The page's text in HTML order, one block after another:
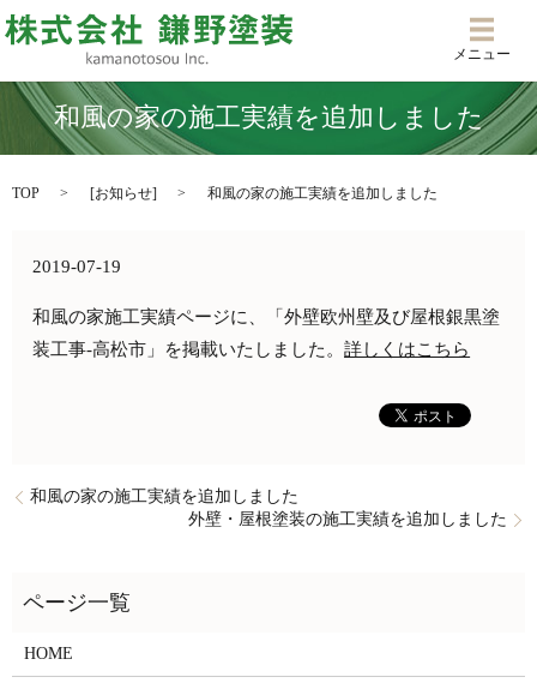
メニ
メニュー
和風の家の施工実績を追加しました
TOP [お知らせ] 和風の家の施工実績を追加しました
2019-07-19
和風の家施工実績ページに、「外壁欧州壁及び屋根銀黒塗
装工事-高松市」を掲載いたしました。詳しくはこちら
和風の家の施工実績を追加しました
外壁・屋根塗装の施工実績を追加しました
HOME